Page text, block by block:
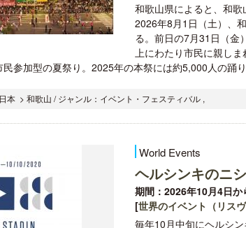
和歌山県によると、和歌
2026年8月1日（土）、
る。前日の7月31日（金
上にわたり市民に親し
民参加型の夏祭り。2025年の本祭には約5,000人の踊
本 > 和歌山 / ジャンル：イベント・フェスティバル ,
World Events
ヘルシンキのニ
期間：2026年10月4日
[世界のイベント（リスヴ
毎年10月中旬にヘルシ